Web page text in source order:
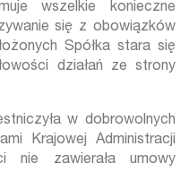
wszelkie konieczne
się z obowiązków
Spółka stara się
działań ze strony
w dobrowolnych
Krajowej Administracji
nie zawierała umowy